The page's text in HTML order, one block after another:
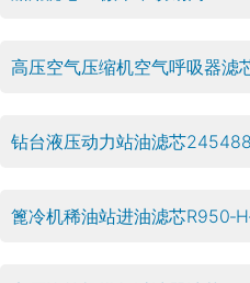
高压空气压缩机空气呼吸器滤
钻台液压动力站油滤芯
篦冷机稀油站进油滤芯